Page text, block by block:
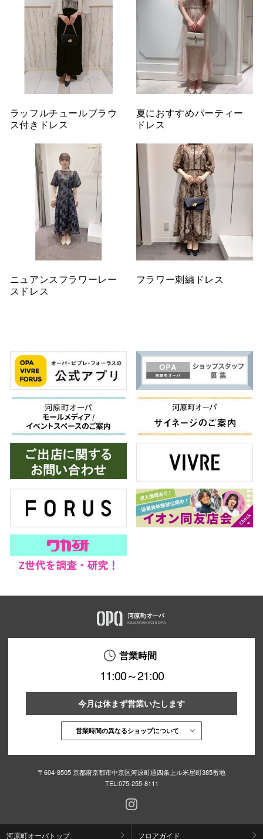
ラッフルチュールブラウ
ス付きドレス
夏におすすめパーティー
ドレス
ニュアンスフラワーレー
スドレス
フラワー刺繍ドレス
営業時間
11:00～21:00
今月は休まず営業いたします
営業時間の異なるショップについて
〒604-8505 京都府京都市中京区河原町通四条上ル米屋町385番地
TEL:075-255-8111
河原町オーパトップ フロアガイド